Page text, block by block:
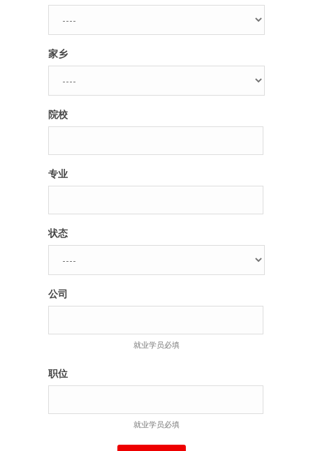
记住我的登录状态
没帐号？注册一个
家乡
院校
专业
状态
公司
就业学员必填
职位
就业学员必填